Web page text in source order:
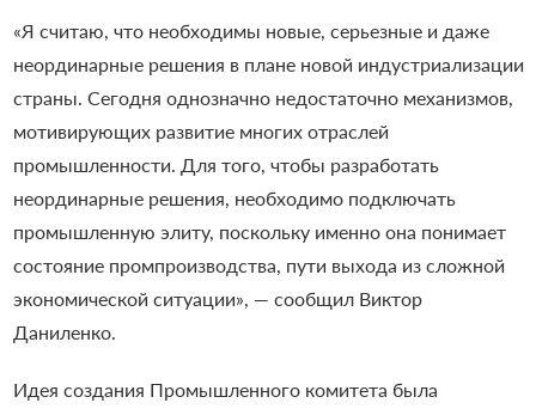
«Я считаю, что необходимы новые, серьезные и даже
неординарные решения в плане новой индустриализации
страны. Сегодня однозначно недостаточно механизмов,
мотивирующих развитие многих отраслей
промышленности. Для того, чтобы разработать
неординарные решения, необходимо подключать
промышленную элиту, поскольку именно она понимает
состояние промпроизводства, пути выхода из сложной
экономической ситуации», — сообщил Виктор
Даниленко.
Идея создания Промышленного комитета была